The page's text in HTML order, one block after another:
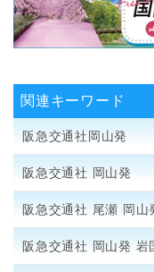
関連キーワード
阪急交通社岡山発
阪急交通社 岡山発
阪急交通社 尾瀬 岡山
阪急交通社 岡山発 岩